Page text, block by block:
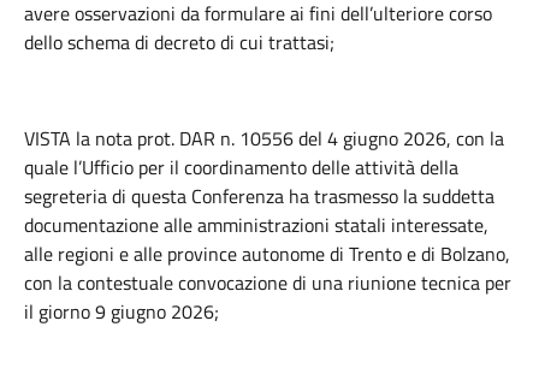
avere osservazioni da formulare ai fini dell’ulteriore corso
dello schema di decreto di cui trattasi;
VISTA la nota prot. DAR n. 10556 del 4 giugno 2026, con la
quale l’Ufficio per il coordinamento delle attività della
segreteria di questa Conferenza ha trasmesso la suddetta
documentazione alle amministrazioni statali interessate,
alle regioni e alle province autonome di Trento e di Bolzano,
con la contestuale convocazione di una riunione tecnica per
il giorno 9 giugno 2026;